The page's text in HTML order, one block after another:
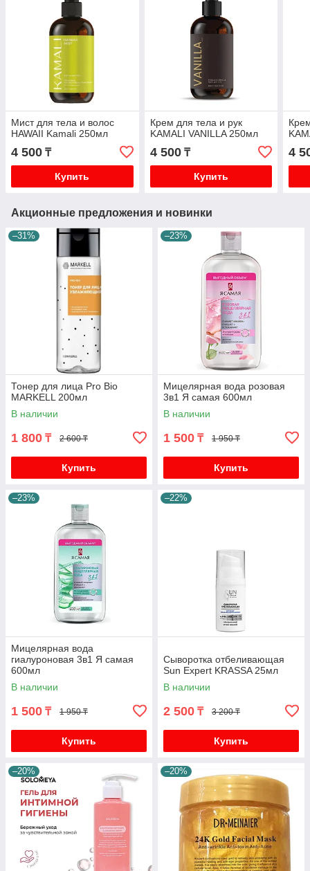
Мист для тела и волос
HAWAII Kamali 250мл
4 500 ₸
Купить
Крем для тела и рук
KAMALI VANILLA 250мл
4 500₸
Купить
4
Акционные предложения и новинки
–31%
Тонер для лица Pro Bio
MARKELL 200мл
В наличии
1 800 ₸ 2 600 ₸
Купить
–23%
Мицелярная вода розовая
3в1 Я самая 600мл
В наличии
1 500 ₸ 1 950 ₸
Купить
–23%
Мицелярная вода
гиалуроновая 3в1 Я самая
600мл
В наличии
1 500 ₸ 1 950 ₸
Купить
–22%
Сыворотка отбеливающая
Sun Expert KRASSA 25мл
В наличии
2 500 ₸ 3 200 ₸
Купить
–20% –20%